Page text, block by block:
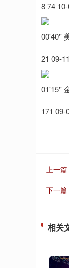
8 74
00'40''
21 09-
01'15''
171 09-
上一篇
下一篇
相关